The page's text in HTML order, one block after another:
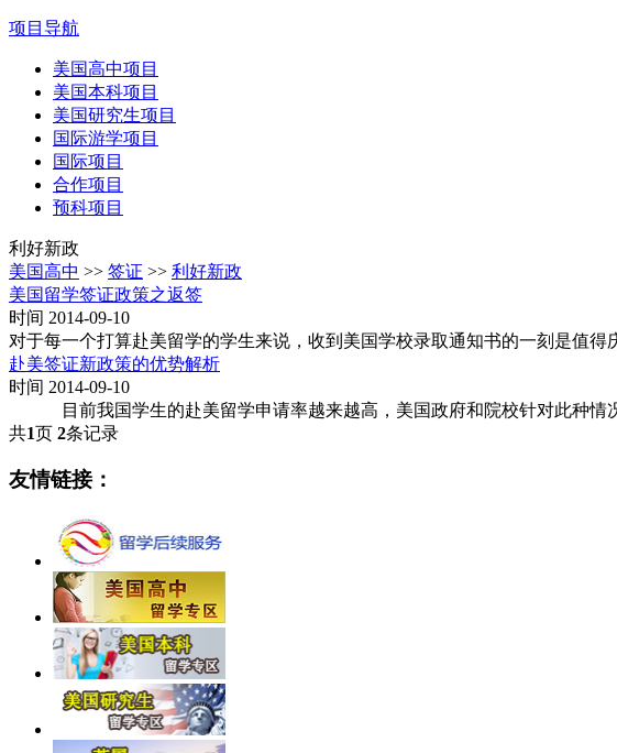
项目导航
美国高中项目
美国本科项目
美国研究生项目
国际游学项目
国际项目
合作项目
预科项目
利好新政
美国高中 >> 签证 >> 利好新政
美国留学签证政策之返签
时间 2014-09-10
对于每一个打算赴美留学的学生来说，收到美国学校录取通知书的一刻是值
赴美签证新政策的优势解析
时间 2014-09-10
目前我国学生的赴美留学申请率越来越高，美国政府和院校针对此种情况
共1页 2条记录
友情链接：